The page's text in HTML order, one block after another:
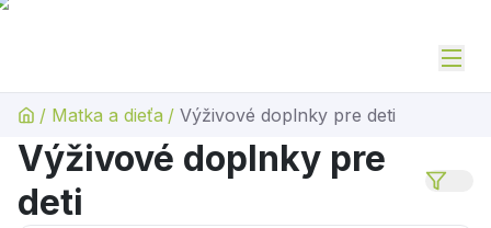
/ Matka a dieťa / Výživové doplnky pre deti
Výživové doplnky pre
deti